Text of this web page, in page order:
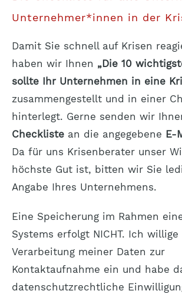
Unternehmer*innen in der
Damit Sie schnell auf Krisen
haben wir Ihnen „Die 10
sollte Ihr Unternehmen in eine
zusammengestellt und in einer
hinterlegt. Gerne senden wir
Checklistean die angegebene E-
Da für uns Krisenberater unser
höchste Gut ist, bitten wir Sie
Angabe Ihres Unternehmens.
Eine Speicherung im Rahmen
Systems erfolgt NICHT. Ich willige
Verarbeitung meiner Daten zur
Kontaktaufnahme ein und habe
datenschutzrechtliche